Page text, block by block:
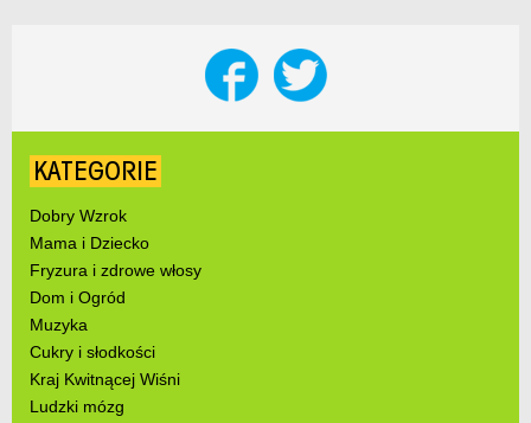
KATEGORIE
Dobry Wzrok
Mama i Dziecko
Fryzura i zdrowe włosy
Dom i Ogród
Muzyka
Cukry i słodkości
Kraj Kwitnącej Wiśni
Ludzki mózg